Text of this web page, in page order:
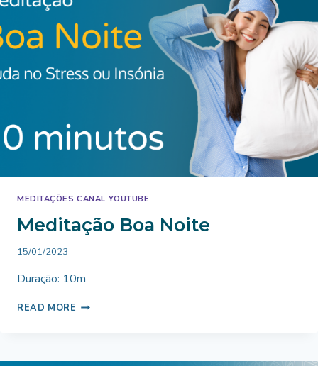
MEDITAÇÕES CANAL YOUTUBE
Meditação Boa Noite
By
Miranda
15/01/2023
Duração: 10m
READ MORE MEDITAÇÃO